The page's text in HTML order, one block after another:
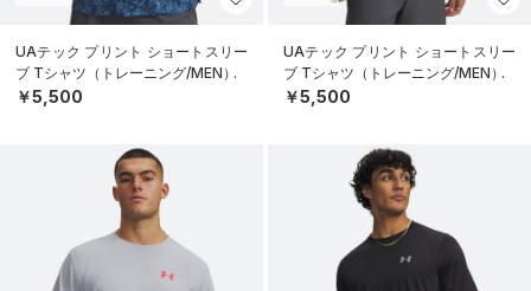
UAテック プリント ショートスリー
ブ Tシャツ（トレーニング/MEN）
￥5,500
UAテック プリント ショートスリー
ブ Tシャツ（トレーニング/MEN）
￥5,500